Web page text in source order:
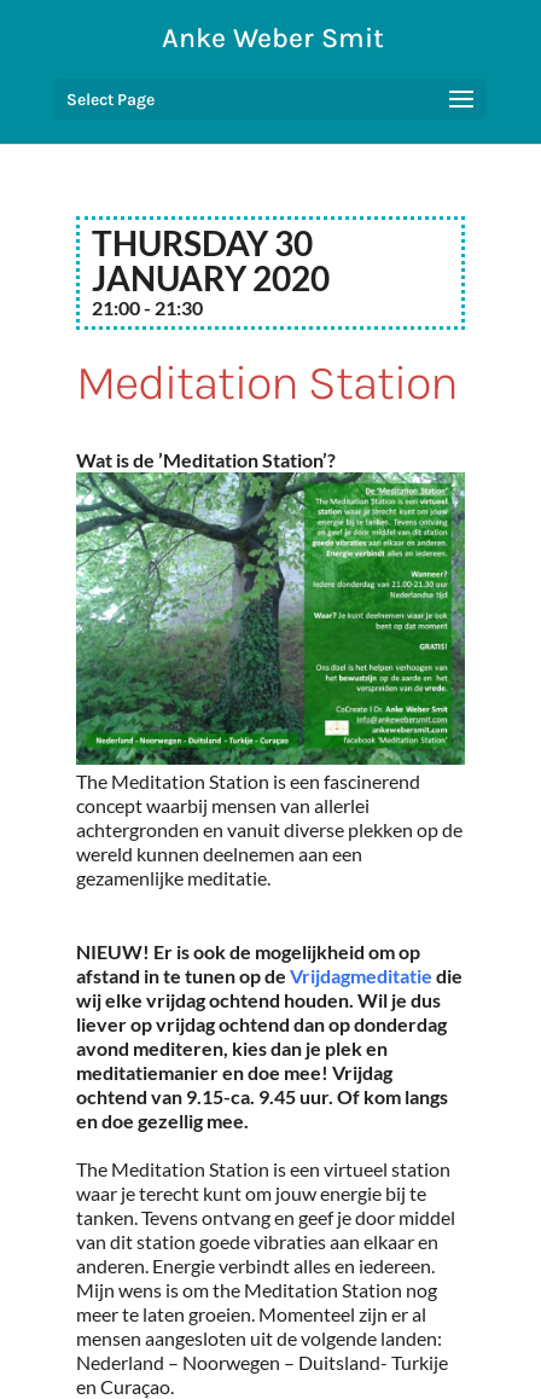
Anke Weber Smit
Select Page
Thursday 30
January 2020
21:00 - 21:30
Meditation Station
Wat is de ’Meditation Station’?
The Meditation Station is een fascinerend
concept waarbij mensen van allerlei
achtergronden en vanuit diverse plekken op de
wereld kunnen deelnemen aan een
gezamenlijke meditatie.
NIEUW! Er is ook de mogelijkheid om op
afstand in te tunen op de Vrijdagmeditatie die
wij elke vrijdag ochtend houden. Wil je dus
liever op vrijdag ochtend dan op donderdag
avond mediteren, kies dan je plek en
meditatiemanier en doe mee! Vrijdag
ochtend van 9.15-ca. 9.45 uur. Of kom langs
en doe gezellig mee.
The Meditation Station is een virtueel station
waar je terecht kunt om jouw energie bij te
tanken. Tevens ontvang en geef je door middel
van dit station goede vibraties aan elkaar en
anderen. Energie verbindt alles en iedereen.
Mijn wens is om the Meditation Station nog
meer te laten groeien. Momenteel zijn er al
mensen aangesloten uit de volgende landen:
Nederland – Noorwegen – Duitsland- Turkije
en Curaçao.